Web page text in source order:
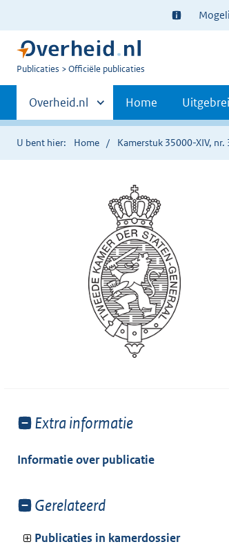
Ter
informatie:
U
Publicaties Officiële publicaties
Primaire
navigatie
Andere
sites
binnen
Overheid.nl Home
U bent hier: Home Kamerstuk 35000-XIV, nr.
Toon
van:
Extra informatie
Informatie over publicatie
Toon
van:
Gerelateerd
Publicaties in kamerdossier